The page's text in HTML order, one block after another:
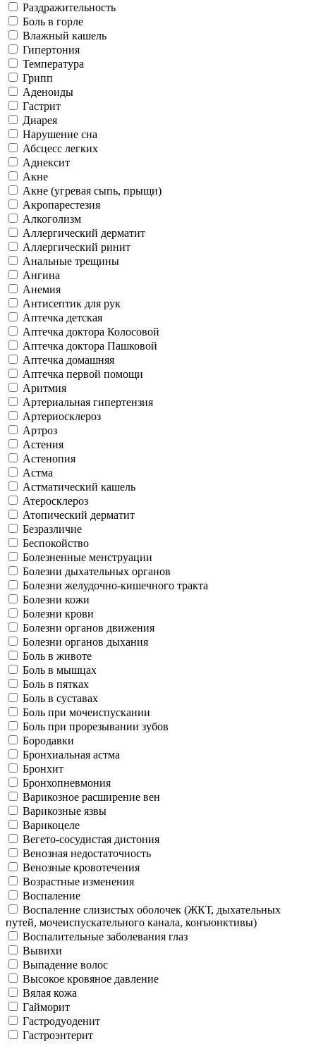
Раздражительность
Боль в горле
Влажный кашель
Гипертония
Температура
Грипп
Аденоиды
Гастрит
Диарея
Нарушение сна
Абсцесс легких
Аднексит
Акне
Акне (угревая сыпь, прыщи)
Акропарестезия
Алкоголизм
Аллергический дерматит
Аллергический ринит
Анальные трещины
Ангина
Анемия
Антисептик для рук
Аптечка детская
Аптечка доктора Колосовой
Аптечка доктора Пашковой
Аптечка домашняя
Аптечка первой помощи
Аритмия
Артериальная гипертензия
Артериосклероз
Артроз
Астения
Астенопия
Астма
Астматический кашель
Атеросклероз
Атопический дерматит
Безразличие
Беспокойство
Болезненные менструации
Болезни дыхательных органов
Болезни желудочно-кишечного тракта
Болезни кожи
Болезни крови
Болезни органов движения
Болезни органов дыхания
Боль в животе
Боль в мышцах
Боль в пятках
Боль в суставах
Боль при мочеиспускании
Боль при прорезывании зубов
Бородавки
Бронхиальная астма
Бронхит
Бронхопневмония
Варикозное расширение вен
Варикозные язвы
Варикоцеле
Вегето-сосудистая дистония
Венозная недостаточность
Венозные кровотечения
Возрастные изменения
Воспаление
Воспаление слизистых оболочек (ЖКТ, дыхательных
путей, мочеиспускательного канала, конъюнктивы)
Воспалительные заболевания глаз
Вывихи
Выпадение волос
Высокое кровяное давление
Вялая кожа
Гайморит
Гастродуоденит
Гастроэнтерит